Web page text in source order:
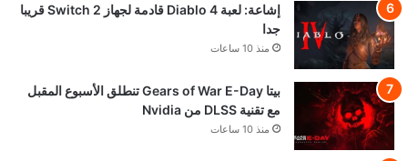
إشاعة: لعبة Diablo 4 قادمة لجهاز Switch 2 قريبا
جدا
منذ 10 ساعات
بيتا Gears of War E-Day تنطلق الأسبوع المقبل
مع تقنية DLSS من Nvidia
منذ 10 ساعات